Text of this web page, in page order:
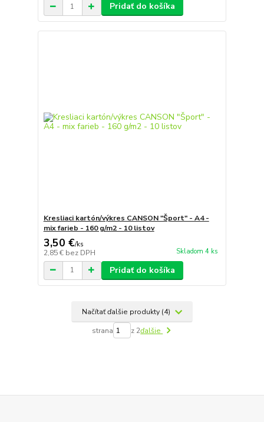
Pridať do košíka
Kresliaci kartón/výkres CANSON "Šport" - A4 -
mix farieb - 160 g/m2 - 10 listov
3,50 €/ks
2,85 € bez DPH Skladom 4 ks
Pridať do košíka
Načítať ďalšie produkty (4)
strana z 2ďalšie